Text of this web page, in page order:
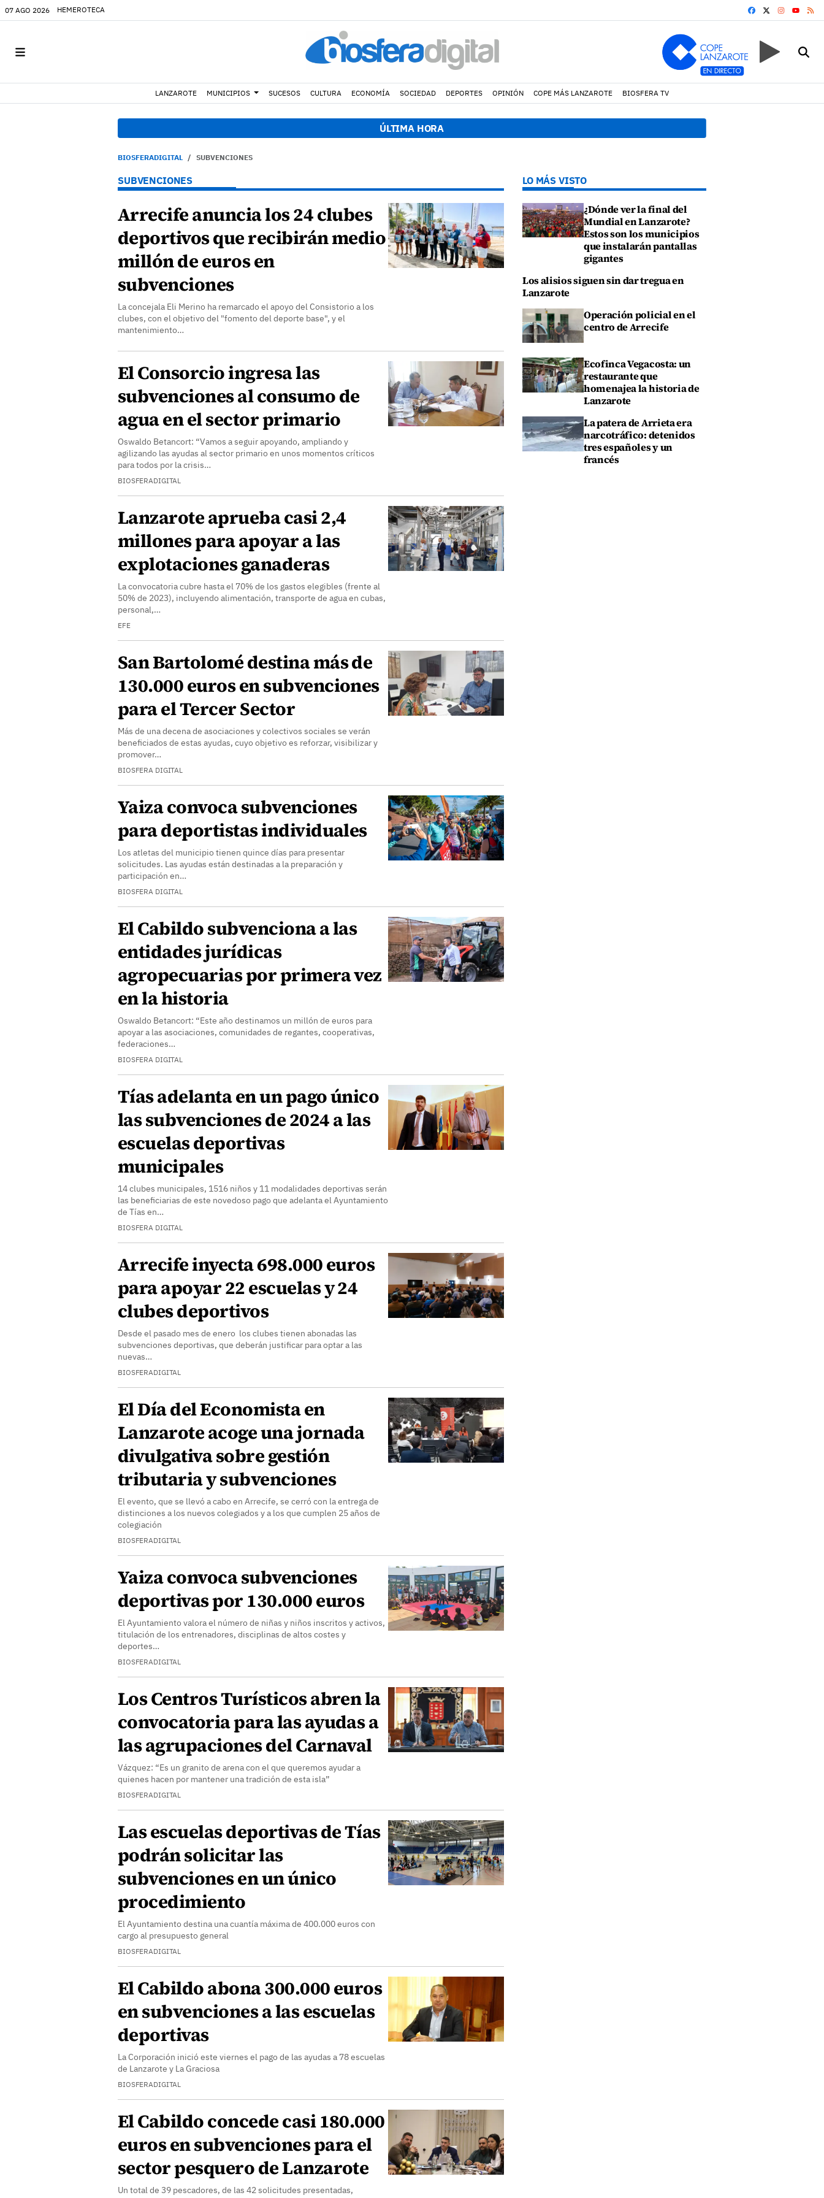
07 AGO 2026 HEMEROTECA FACEBOOK
YOUTUBE
LANZAROTE MUNICIPIOS SUCESOS CULTURA ECONOMÍA SOCIEDAD DEPORTES OPINIÓN COPE MÁS LANZAROTE BIOSFERA TV
ÚLTIMA HORA
BIOSFERADIGITAL SUBVENCIONES
SUBVENCIONES
Arrecife anuncia los 24 clubes
deportivos que recibirán medio
millón de euros en
subvenciones
La concejala Eli Merino ha remarcado el apoyo del Consistorio a los
clubes, con el objetivo del "fomento del deporte base", y el
mantenimiento…
El Consorcio ingresa las
subvenciones al consumo de
agua en el sector primario
Oswaldo Betancort: “Vamos a seguir apoyando, ampliando y
agilizando las ayudas al sector primario en unos momentos críticos
para todos por la crisis…
BIOSFERADIGITAL
Lanzarote aprueba casi 2,4
millones para apoyar a las
explotaciones ganaderas
La convocatoria cubre hasta el 70% de los gastos elegibles (frente al
50% de 2023), incluyendo alimentación, transporte de agua en cubas,
personal,…
EFE
San Bartolomé destina más de
130.000 euros en subvenciones
para el Tercer Sector
Más de una decena de asociaciones y colectivos sociales se verán
beneficiados de estas ayudas, cuyo objetivo es reforzar, visibilizar y
promover…
BIOSFERA DIGITAL
Yaiza convoca subvenciones
para deportistas individuales
Los atletas del municipio tienen quince días para presentar
solicitudes. Las ayudas están destinadas a la preparación y
participación en…
BIOSFERA DIGITAL
El Cabildo subvenciona a las
entidades jurídicas
agropecuarias por primera vez
en la historia
Oswaldo Betancort: “Este año destinamos un millón de euros para
apoyar a las asociaciones, comunidades de regantes, cooperativas,
federaciones…
BIOSFERA DIGITAL
Tías adelanta en un pago único
las subvenciones de 2024 a las
escuelas deportivas
municipales
14 clubes municipales, 1516 niños y 11 modalidades deportivas serán
las beneficiarias de este novedoso pago que adelanta el Ayuntamiento
de Tías en…
BIOSFERA DIGITAL
Arrecife inyecta 698.000 euros
para apoyar 22 escuelas y 24
clubes deportivos
Desde el pasado mes de enero los clubes tienen abonadas las
subvenciones deportivas, que deberán justificar para optar a las
nuevas…
BIOSFERADIGITAL
El Día del Economista en
Lanzarote acoge una jornada
divulgativa sobre gestión
tributaria y subvenciones
El evento, que se llevó a cabo en Arrecife, se cerró con la entrega de
distinciones a los nuevos colegiados y a los que cumplen 25 años de
colegiación
BIOSFERADIGITAL
Yaiza convoca subvenciones
deportivas por 130.000 euros
El Ayuntamiento valora el número de niñas y niños inscritos y activos,
titulación de los entrenadores, disciplinas de altos costes y
deportes…
BIOSFERADIGITAL
Los Centros Turísticos abren la
convocatoria para las ayudas a
las agrupaciones del Carnaval
Vázquez: “Es un granito de arena con el que queremos ayudar a
quienes hacen por mantener una tradición de esta isla”
BIOSFERADIGITAL
Las escuelas deportivas de Tías
podrán solicitar las
subvenciones en un único
procedimiento
El Ayuntamiento destina una cuantía máxima de 400.000 euros con
cargo al presupuesto general
BIOSFERADIGITAL
El Cabildo abona 300.000 euros
en subvenciones a las escuelas
deportivas
La Corporación inició este viernes el pago de las ayudas a 78 escuelas
de Lanzarote y La Graciosa
BIOSFERADIGITAL
El Cabildo concede casi 180.000
euros en subvenciones para el
sector pesquero de Lanzarote
Un total de 39 pescadores, de las 42 solicitudes presentadas,
LO MÁS VISTO
¿Dónde ver la final del
Mundial en Lanzarote?
Estos son los municipios
que instalarán pantallas
gigantes
Los alisios siguen sin dar tregua en
Lanzarote
Operación policial en el
centro de Arrecife
Ecofinca Vegacosta: un
restaurante que
homenajea la historia de
Lanzarote
La patera de Arrieta era
narcotráfico: detenidos
tres españoles y un
francés